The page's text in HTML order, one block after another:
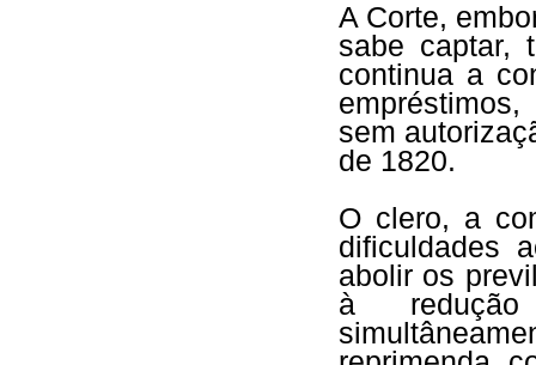
A Corte,
sabe captar,
continua a
sem
de 1820.
O clero, a
dificuldades
abolir os
à